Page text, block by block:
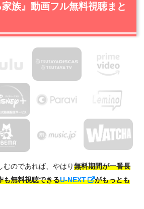
族』動画フル無料視聴まと
むのであれば、やはり無料期間が一番長
も無料視聴できるU-NEXT
がもっとも